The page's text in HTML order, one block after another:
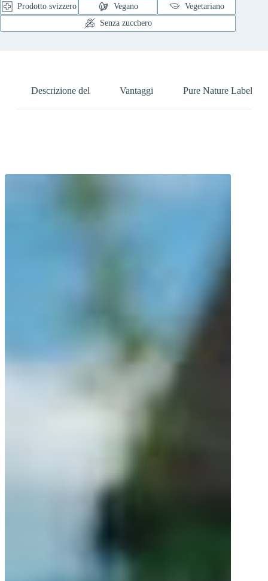
Prodotto svizzero
Vegano
Vegetariano
Senza zucchero
Descrizione del Vantaggi Pure Nature Label